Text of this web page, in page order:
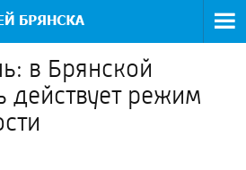
в Брянской
действует режим